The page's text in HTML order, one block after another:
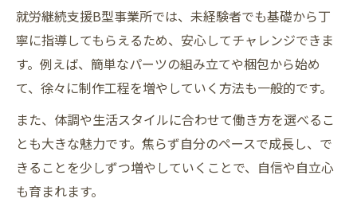
作業の幅が広がる就労継続支援B型の魅力と
は
大阪の就労継続支援B型で得られる新たな経
験
自分の強みを引き出すためのハンドメイド
作業活用法
安心して通える就労継続支援B型の環境とは
就労継続支援B型の安心できるサポート体制
就労継続支援B型事業所では、未経験者でも基礎から丁
寧に指導してもらえるため、安心してチャレンジできま
す。例えば、簡単なパーツの組み立てや梱包から始め
て、徐々に制作工程を増やしていく方法も一般的です。
また、体調や生活スタイルに合わせて働き方を選べるこ
とも大きな魅力です。焦らず自分のペースで成長し、で
きることを少しずつ増やしていくことで、自信や自立心
も育まれます。